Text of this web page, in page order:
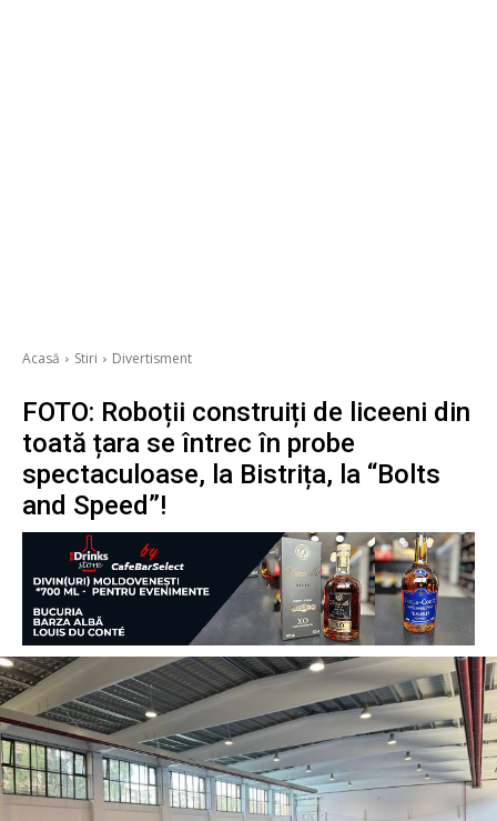
Acasă Stiri Divertisment
FOTO: Roboții construiți de liceeni din
toată țara se întrec în probe
spectaculoase, la Bistrița, la “Bolts
and Speed”!